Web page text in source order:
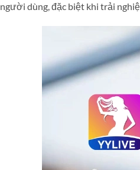
người dùng, đặc biệt khi trải